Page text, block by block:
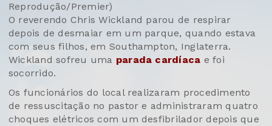
Reprodução/Premier)
O reverendo Chris Wickland parou de respirar
depois de desmaiar em um parque, quando estava
com seus filhos, em Southampton, Inglaterra.
Wickland sofreu uma parada cardíaca e foi
socorrido.
Os funcionários do local realizaram procedimento
de ressuscitação no pastor e administraram quatro
choques elétricos com um desfibrilador depois que